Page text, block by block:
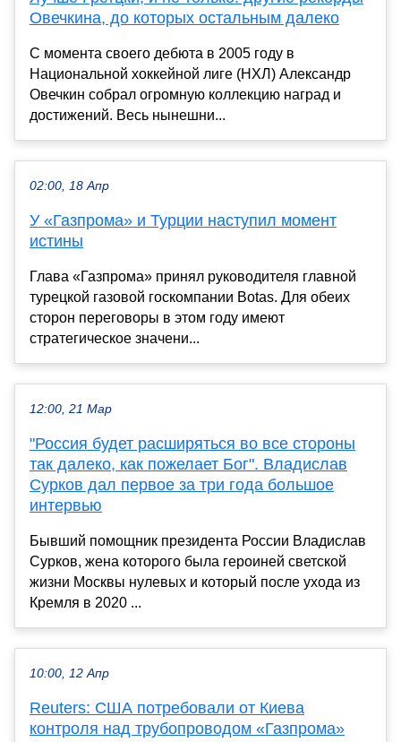
Овечкина, до которых остальным далеко
С момента своего дебюта в 2005 году в
Национальной хоккейной лиге (НХЛ) Александр
Овечкин собрал огромную коллекцию наград и
достижений. Весь нынешни...
02:00, 18 Апр
У «Газпрома» и Турции наступил момент
истины
Глава «Газпрома» принял руководителя главной
турецкой газовой госкомпании Botas. Для обеих
сторон переговоры в этом году имеют
стратегическое значени...
12:00, 21 Мар
"Россия будет расширяться во все стороны
так далеко, как пожелает Бог". Владислав
Сурков дал первое за три года большое
интервью
Бывший помощник президента России Владислав
Сурков, жена которого была героиней светской
жизни Москвы нулевых и который после ухода из
Кремля в 2020 ...
10:00, 12 Апр
Reuters: США потребовали от Киева
контроля над трубопроводом «Газпрома»